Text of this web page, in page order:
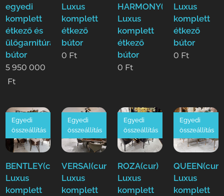
egyedi
komplett
étkező és
ülőgarnitúra
bútor
5 950 000
Ft
Luxus
komplett
étkező
bútor
0 Ft
HARMONY(cur)
Luxus
komplett
étkező
bútor
0 Ft
Luxus
komplett
étkező
bútor
0 Ft
BENTLEY(cur)
Luxus
komplett
Egyedi
összeállítás
VERSAI(cur)
Luxus
komplett
Egyedi
összeállítás
ROZA(cur)
Luxus
komplett
Egyedi
összeállítás
QUEEN(cur)
Luxus
komplett
Egyedi
összeállítás